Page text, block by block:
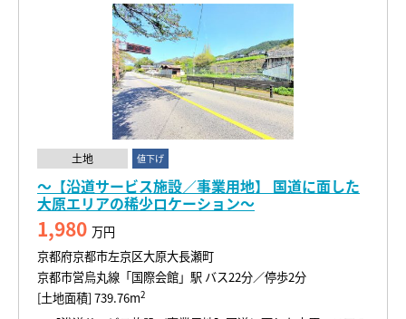
土地 値下げ
～【沿道サービス施設／事業用地】 国道に面した
大原エリアの稀少ロケーション～
1,980 万円
京都府京都市左京区大原大長瀬町
京都市営烏丸線「国際会館」駅 バス22分／停歩2分
[土地面積] 739.76m2